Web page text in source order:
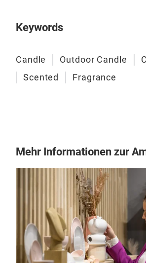
Keywords
Candle Outdoor Candle
Scented
Fragrance
Mehr Informationen zur